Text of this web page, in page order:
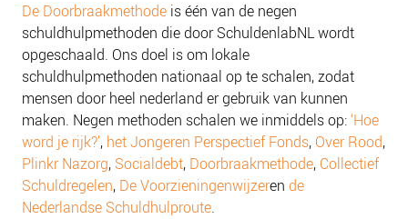
De Doorbraakmethode is één van de negen
schuldhulpmethoden die door SchuldenlabNL wordt
opgeschaald. Ons doel is om lokale
schuldhulpmethoden nationaal op te schalen, zodat
mensen door heel nederland er gebruik van kunnen
maken. Negen methoden schalen we inmiddels op:‘Hoe
word je rijk?’, het Jongeren Perspectief Fonds, Over Rood,
Plinkr Nazorg, Socialdebt, Doorbraakmethode, Collectief
Schuldregelen, De Voorzieningenwijzeren de
Nederlandse Schuldhulproute.